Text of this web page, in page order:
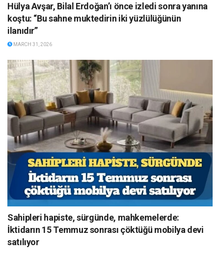
Hülya Avşar, Bilal Erdoğan’ı önce izledi sonra yanına
koştu: “Bu sahne muktedirin iki yüzlülüğünün
ilanıdır”
MARCH 31, 2026
Sahipleri hapiste, sürgünde, mahkemelerde:
İktidarın 15 Temmuz sonrası çöktüğü mobilya devi
satılıyor